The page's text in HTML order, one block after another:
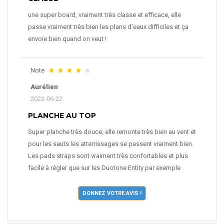
une super board, vraiment très classe et efficace, elle
passe vraiment très bien les plans d'eaux difficiles et ça
envoie bien quand on veut !
Note
Aurélien
2022-06-22
PLANCHE AU TOP
Super planche très douce, elle remonte très bien au vent et
pour les sauts les atterrissages se passent vraiment bien.
Les pads straps sont vraiment très confortables et plus
facile à régler que sur les Duotone Entity par exemple
DONNEZ VOTRE AVIS !